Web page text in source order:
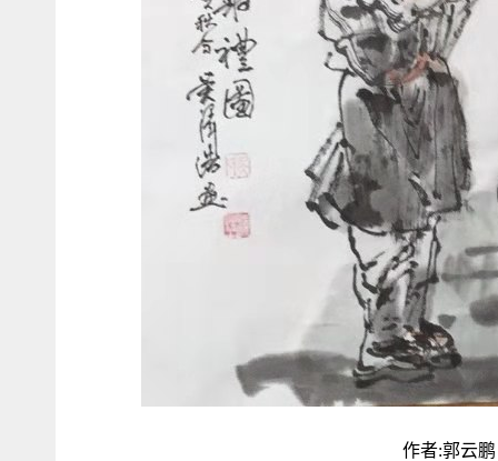
作者:郭云